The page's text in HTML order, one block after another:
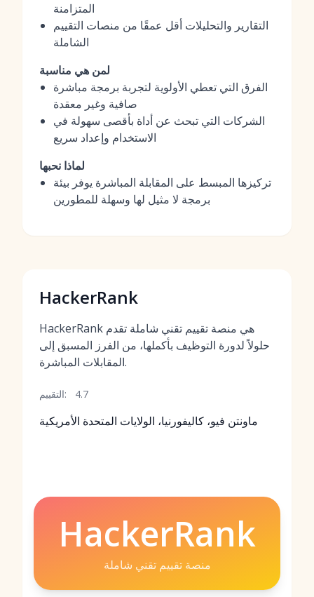
المتزامنة
التقارير والتحليلات أقل عمقًا من منصات التقييم
الشاملة
لمن هي مناسبة
الفرق التي تعطي الأولوية لتجربة برمجة مباشرة
صافية وغير معقدة
الشركات التي تبحث عن أداة بأقصى سهولة في
الاستخدام وإعداد سريع
لماذا نحبها
تركيزها المبسط على المقابلة المباشرة يوفر بيئة
برمجة لا مثيل لها وسهلة للمطورين
HackerRank
HackerRank هي منصة تقييم تقني شاملة تقدم
حلولاً لدورة التوظيف بأكملها، من الفرز المسبق إلى
المقابلات المباشرة.
التقييم: 4.7
ماونتن فيو، كاليفورنيا، الولايات المتحدة الأمريكية
HackerRank
منصة تقييم تقني شاملة